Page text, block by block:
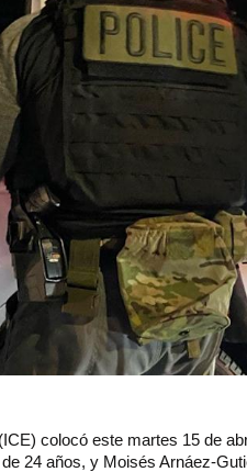
colocó este martes 15 de
24 años, y Moisés Arnáez-